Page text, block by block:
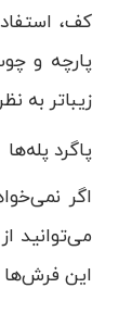
کف،
پارچه و
زیباتر به
پاگرد پله‌ها
اگر
می‌توانید
این فرش‌ها